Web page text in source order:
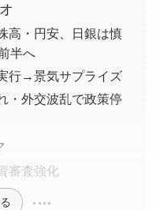
高・円安、日銀は慎
半へ
行→景気サプライズ
・外交波乱で政策停
審査強化